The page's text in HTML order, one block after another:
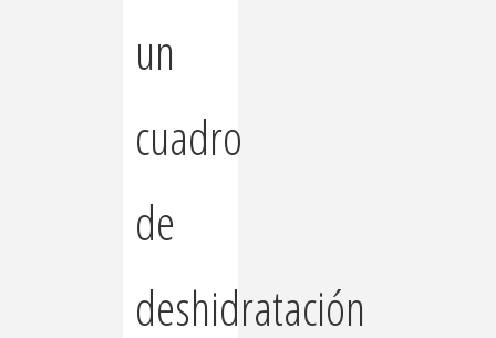
un
cuadro
de
deshidratación